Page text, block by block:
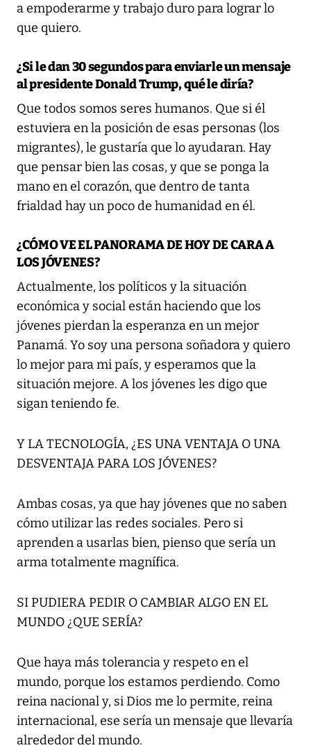
a empoderarme y trabajo duro para lograr lo
que quiero.
¿Si le dan 30 segundos para enviarle un mensaje
al presidente Donald Trump, qué le diría?
Que todos somos seres humanos. Que si él
estuviera en la posición de esas personas (los
migrantes), le gustaría que lo ayudaran. Hay
que pensar bien las cosas, y que se ponga la
mano en el corazón, que dentro de tanta
frialdad hay un poco de humanidad en él.
¿CÓMO VE EL PANORAMA DE HOY DE CARA A
LOS JÓVENES?
Actualmente, los políticos y la situación
económica y social están haciendo que los
jóvenes pierdan la esperanza en un mejor
Panamá. Yo soy una persona soñadora y quiero
lo mejor para mi país, y esperamos que la
situación mejore. A los jóvenes les digo que
sigan teniendo fe.
Y LA TECNOLOGÍA, ¿ES UNA VENTAJA O UNA
DESVENTAJA PARA LOS JÓVENES?
Ambas cosas, ya que hay jóvenes que no saben
cómo utilizar las redes sociales. Pero si
aprenden a usarlas bien, pienso que sería un
arma totalmente magnífica.
SI PUDIERA PEDIR O CAMBIAR ALGO EN EL
MUNDO¿QUE SERÍA?
Que haya más tolerancia y respeto en el
mundo, porque los estamos perdiendo. Como
reina nacional y, si Dios me lo permite, reina
internacional, ese sería un mensaje que llevaría
alrededor del mundo.